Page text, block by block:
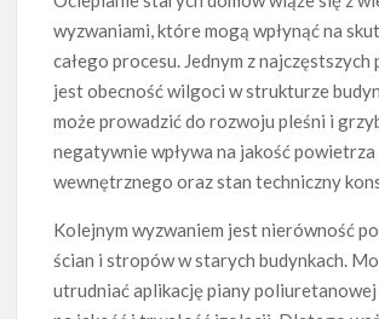
wyzwaniami, które mogą wpłynąć na
całego procesu. Jednym z
jest obecność wilgoci w strukturze
może prowadzić do rozwoju pleśni i
negatywnie wpływa na jakość powietrza
wewnętrznego oraz stan techniczny
Kolejnym wyzwaniem jest nierówność
ścian i stropów w starych budynkach.
utrudniać aplikację piany poliuretanowej